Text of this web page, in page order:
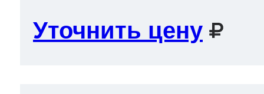
Уточнить цену